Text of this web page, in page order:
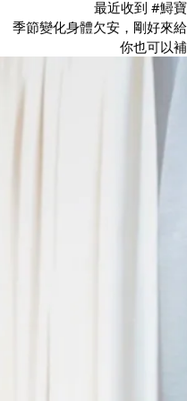
最近收到 #鱘寶
季節變化身體欠安，剛好來
你也可以